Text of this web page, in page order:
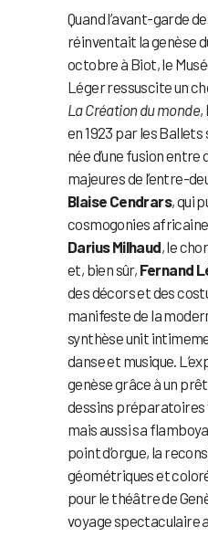
Quand l’avant-garde
réinventait la genèse
octobre à Biot, le
Léger ressuscite un
La Création du monde,
en 1923 par les
née d’une fusion
majeures de l’entre-
Blaise Cendrars, qui
cosmogonies
Darius Milhaud, le
et, bien sûr, Fernand
des décors et des
manifeste de la
synthèse unit
danse et musique.
genèse grâce à un
dessins préparatoires
mais aussi sa
point d’orgue, la
géométriques et
pour le théâtre de
voyage spectaculaire